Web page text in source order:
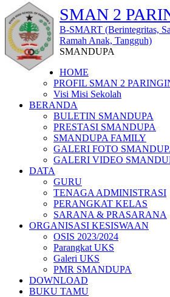
SMAN 2
B-SMART (Berintegritas,
Ramah Anak, Tangguh)
SMANDUPA
HOME
PROFIL SMAN 2
Visi Misi Sekolah
BERANDA
BULETIN SMANDUPA
PRESTASI SMANDUPA
SMANDUPA FAMILY
GALERI FOTO
GALERI VIDEO
DATA
GURU
TENAGA ADMINISTRASI
PERANGKAT KELAS
SARANA & PRASARANA
ORGANISASI KESISWAAN
OSIS 2023/2024
Parangkat UKS
Galeri UKS
PMR SMANDUPA
DOWNLOAD
BUKU TAMU